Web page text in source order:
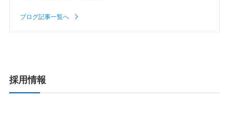
ブログ記事一覧へ
採用情報